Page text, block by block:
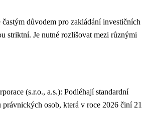
důvodem pro zakládání investičních
striktní. Je nutné rozlišovat mezi různými
(s.r.o., a.s.): Podléhají standardní
právnických osob, která v roce 2026 činí 21